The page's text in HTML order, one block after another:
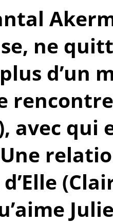
ne
d’un
avec qui